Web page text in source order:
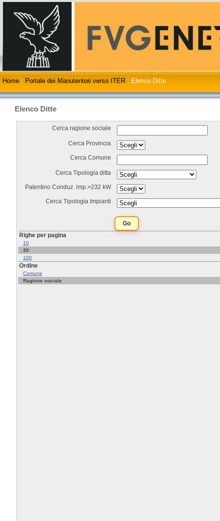
Home : Portale dei Manutentori verso ITER : Elenco Ditte
Elenco Ditte
Cerca ragione sociale
Cerca Provincia
Cerca Comune
Cerca Tipologia ditta
Patentino Conduz. imp.>232 kW
Cerca Tipologia Impianti
Righe per pagina
10
30
100
Ordine
Comune
Ragione sociale